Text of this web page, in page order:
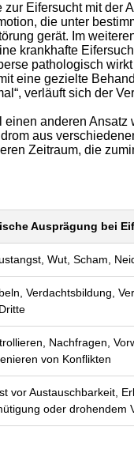
Eifersucht mit der
die unter
gerät. Im
krankhafte
pathologisch
eine gezielte
verläuft sich der
einen anderen
aus
Zeitraum, die
Ausprägung bei
Wut, Scham,
Verdachtsbildung,
Nachfragen,
von Konflikten
vor Austauschbarkeit,
oder drohendem